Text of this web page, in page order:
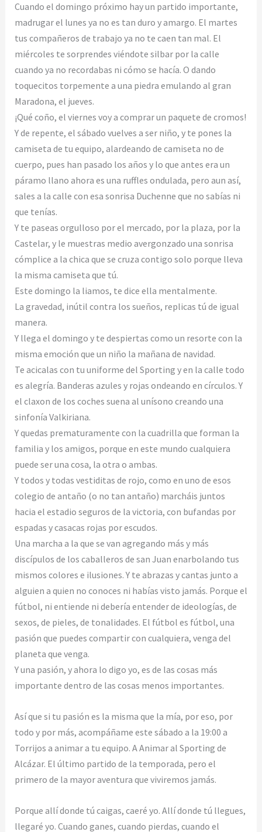
Cuando el domingo próximo hay un partido importante,
madrugar el lunes ya no es tan duro y amargo. El martes
tus compañeros de trabajo ya no te caen tan mal. El
miércoles te sorprendes viéndote silbar por la calle
cuando ya no recordabas ni cómo se hacía. O dando
toquecitos torpemente a una piedra emulando al gran
Maradona, el jueves.
¡Qué coño, el viernes voy a comprar un paquete de cromos!
Y de repente, el sábado vuelves a ser niño, y te pones la
camiseta de tu equipo, alardeando de camiseta no de
cuerpo, pues han pasado los años y lo que antes era un
páramo llano ahora es una ruffles ondulada, pero aun así,
sales a la calle con esa sonrisa Duchenne que no sabías ni
que tenías.
Y te paseas orgulloso por el mercado, por la plaza, por la
Castelar, y le muestras medio avergonzado una sonrisa
cómplice a la chica que se cruza contigo solo porque lleva
la misma camiseta que tú.
Este domingo la liamos, te dice ella mentalmente.
La gravedad, inútil contra los sueños, replicas tú de igual
manera.
Y llega el domingo y te despiertas como un resorte con la
misma emoción que un niño la mañana de navidad.
Te acicalas con tu uniforme del Sporting y en la calle todo
es alegría. Banderas azules y rojas ondeando en círculos. Y
el claxon de los coches suena al unísono creando una
sinfonía Valkiriana.
Y quedas prematuramente con la cuadrilla que forman la
familia y los amigos, porque en este mundo cualquiera
puede ser una cosa, la otra o ambas.
Y todos y todas vestiditas de rojo, como en uno de esos
colegio de antaño (o no tan antaño) marcháis juntos
hacia el estadio seguros de la victoria, con bufandas por
espadas y casacas rojas por escudos.
Una marcha a la que se van agregando más y más
discípulos de los caballeros de san Juan enarbolando tus
mismos colores e ilusiones. Y te abrazas y cantas junto a
alguien a quien no conoces ni habías visto jamás. Porque el
fútbol, ni entiende ni debería entender de ideologías, de
sexos, de pieles, de tonalidades. El fútbol es fútbol, una
pasión que puedes compartir con cualquiera, venga del
planeta que venga.
Y una pasión, y ahora lo digo yo, es de las cosas más
importante dentro de las cosas menos importantes.
Así que si tu pasión es la misma que la mía, por eso, por
todo y por más, acompáñame este sábado a la 19:00 a
Torrijos a animar a tu equipo. A Animar al Sporting de
Alcázar. El último partido de la temporada, pero el
primero de la mayor aventura que viviremos jamás.
Porque allí donde tú caigas, caeré yo. Allí donde tú llegues,
llegaré yo. Cuando ganes, cuando pierdas, cuando el